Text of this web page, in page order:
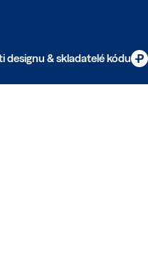
designu & skladatelé kódu